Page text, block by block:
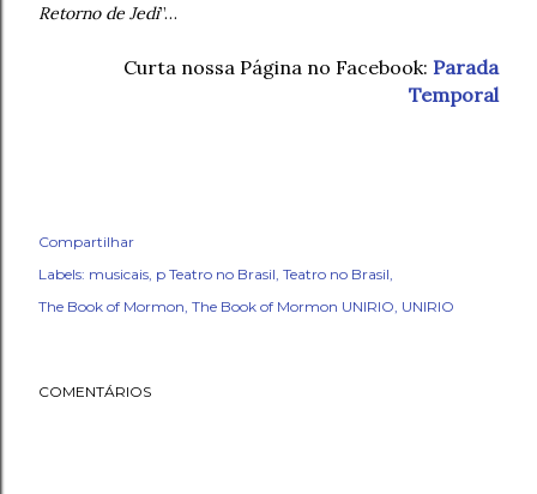
Retorno de Jedi”…
Curta nossa Página no Facebook: Parada
Temporal
Compartilhar
Labels: musicais p Teatro no Brasil Teatro no Brasil
The Book of Mormon The Book of Mormon UNIRIO UNIRIO
COMENTÁRIOS